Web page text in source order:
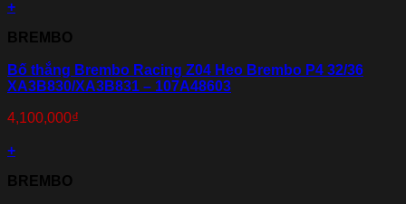
+
BREMBO
Bố thắng Brembo Racing Z04 Heo Brembo P4 32/36
XA3B830/XA3B831 – 107A48603
4,100,000₫
+
BREMBO